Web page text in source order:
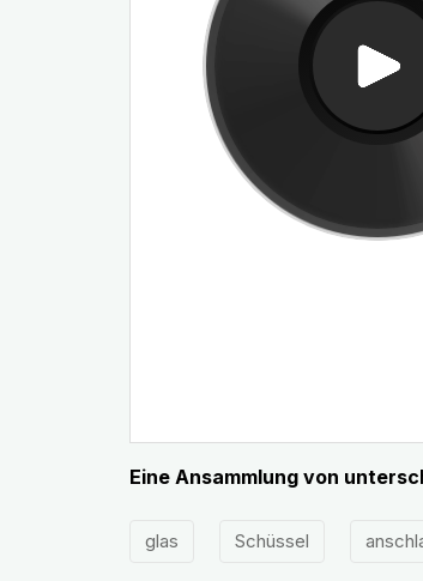
Eine Ansammlung von
glas Schüssel